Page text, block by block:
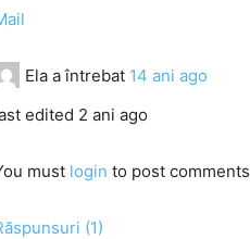
Ela a întrebat 14 ani ago
edited 2 ani ago
must login to post comments
(1)